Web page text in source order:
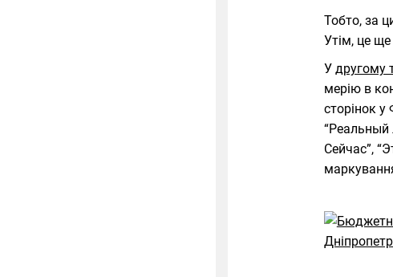
Тобто, за
Утім, це ще
У другому
мерію в
сторінок
“Реальный
Сейчас”,